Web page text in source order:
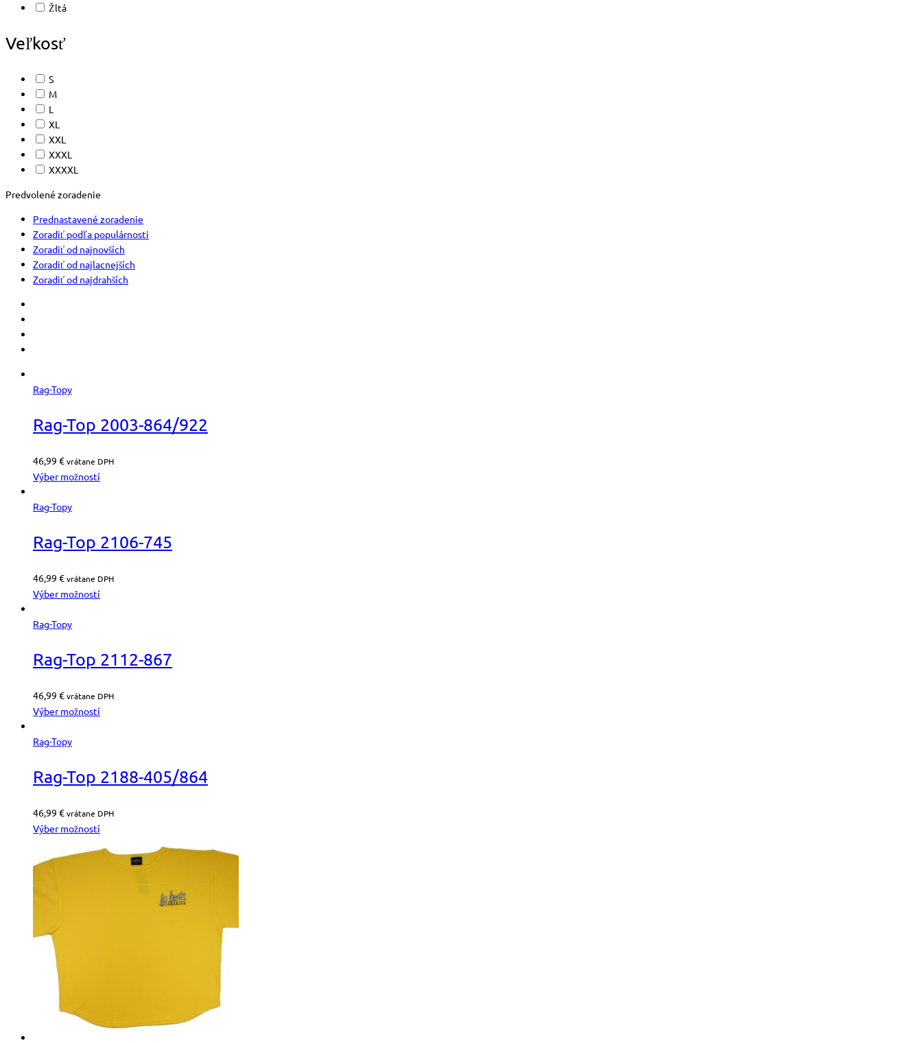
Žltá
Veľkosť
S
M
L
XL
XXL
XXXL
XXXXL
Predvolené zoradenie
Prednastavené zoradenie
Zoradiť podľa populárnosti
Zoradiť od najnovších
Zoradiť od najlacnejších
Zoradiť od najdrahších
Rag-Topy
Rag-Top 2003-864/922
46,99 €vrátane DPH
Výber možností
Rag-Topy
Rag-Top 2106-745
46,99 €vrátane DPH
Výber možností
Rag-Topy
Rag-Top 2112-867
46,99 €vrátane DPH
Výber možností
Rag-Topy
Rag-Top 2188-405/864
46,99 €vrátane DPH
Výber možností